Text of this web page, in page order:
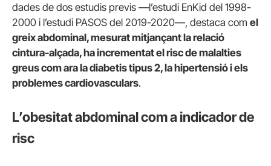
dades de dos estudis previs —l’estudi EnKid del 1998-
2000 i l’estudi PASOS del 2019-2020—, destaca com el
greix abdominal, mesurat mitjançant la relació
cintura-alçada, ha incrementat el risc de malalties
greus com ara la diabetis tipus 2, la hipertensió i els
problemes cardiovasculars.
L’obesitat abdominal com a indicador de
risc